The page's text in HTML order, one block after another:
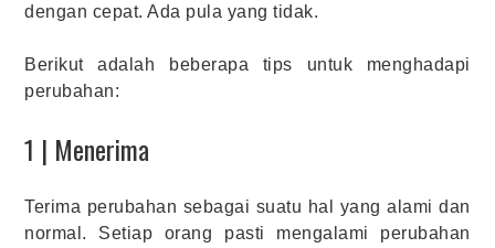
dengan cepat. Ada pula yang tidak.
Berikut adalah beberapa tips untuk menghadapi
perubahan:
1 | Menerima
Terima perubahan sebagai suatu hal yang alami dan
normal. Setiap orang pasti mengalami perubahan